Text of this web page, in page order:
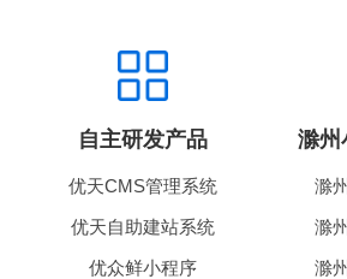
自主研发产品
优天CMS管理系统
优天自助建站系统
优众鲜小程序
滁州
滁
滁
滁